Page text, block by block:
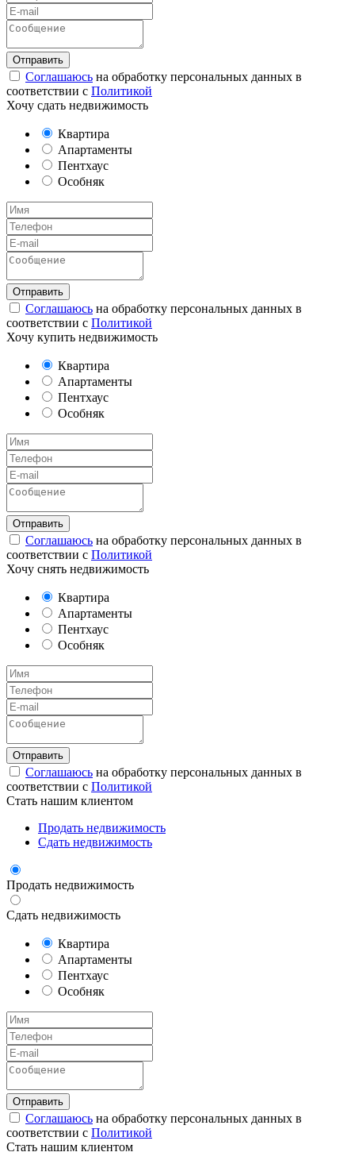
Соглашаюсь на обработку персональных данных в
соответствии с Политикой
Хочу сдать недвижимость
Квартира
Апартаменты
Пентхаус
Особняк
Соглашаюсь на обработку персональных данных в
соответствии с Политикой
Хочу купить недвижимость
Квартира
Апартаменты
Пентхаус
Особняк
Соглашаюсь на обработку персональных данных в
соответствии с Политикой
Хочу снять недвижимость
Квартира
Апартаменты
Пентхаус
Особняк
Соглашаюсь на обработку персональных данных в
соответствии с Политикой
Стать нашим клиентом
Продать недвижимость
Сдать недвижимость
Продать недвижимость
Сдать недвижимость
Квартира
Апартаменты
Пентхаус
Особняк
Соглашаюсь на обработку персональных данных в
соответствии с Политикой
Стать нашим клиентом